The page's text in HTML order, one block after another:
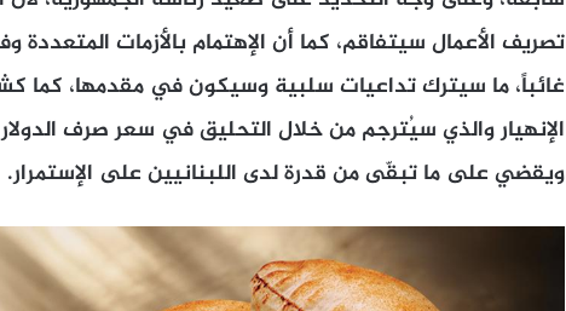
تصريف الأعمال سيتفاقم، كما أن الإهتمام بالأزمات المتعددة
غائباً، ما سيترك تداعيات سلبية وسيكون في مقدمها، كما
الإنهيار والذي سيُترجم من خلال التحليق في سعر صرف
ويقضي على ما تبقّى من قدرة لدى اللبنانيين على الإستمرار.